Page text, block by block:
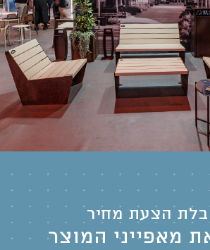
הצעת מחיר
מאפייני המוצר